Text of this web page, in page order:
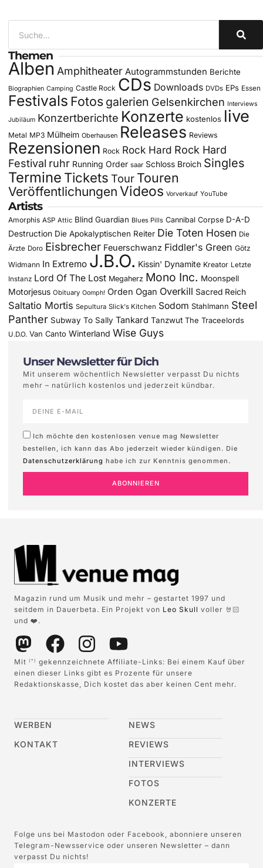
Themen
Alben Amphitheater Autogrammstunden Berichte
Biographien Camping Castle Rock CDs Downloads DVDs EPs Essen
Festivals Fotos galerien Gelsenkirchen Interviews
Jubiläum Konzertberichte Konzerte kostenlos live
Metal MP3 Mülheim Oberhausen Releases Reviews
Rezensionen Rock Rock Hard Rock Hard
Festival ruhr Running Order saar Schloss Broich Singles
Termine Tickets Tour Touren
Veröffentlichungen Videos Vorverkauf YouTube
Artists
Amorphis ASP Attic Blind Guardian Blues Pills Cannibal Corpse D-A-D
Destruction Die Apokalyptischen Reiter Die Toten Hosen Die
Ärzte Doro Eisbrecher Feuerschwanz Fiddler's Green Götz
Widmann In Extremo J.B.O. Kissin' Dynamite Kreator Letzte
Instanz Lord Of The Lost Megaherz Mono Inc. Moonspell
Motorjesus Obituary Oomph! Orden Ogan Overkill Sacred Reich
Saltatio Mortis Sepultura Slick's Kitchen Sodom Stahlmann Steel
Panther Subway To Sally Tankard Tanzwut The Traceelords
U.D.O. Van Canto Winterland Wise Guys
Unser Newsletter für Dich
Mit unserem wöchentlich Newsletter verpasst Du nichts
mehr – natürlich kostenlos und jederzeit kündbar.
Ich möchte den kostenlosen venue mag Newsletter
bestellen, ich kann das Abo jederzeit wieder kündigen. Die
Datenschutzerklärung habe ich zur Kenntnis genommen.
ABONNIEREN
Magazin rund um Musik und mehr – gestartet 1997 und
seitdem in Dauerbeta. Ein Projekt von Leo Skull voller 🤘🏻
und ❤️.
Mit (*)
gekennzeichnete Affiliate-Links: Bei einem Kauf über
einen dieser Links gibt es Prozente für unsere
Redaktionskasse, Dich kostet das aber keinen Cent mehr.
WERBEN
KONTAKT
NEWS
REVIEWS
INTERVIEWS
FOTOS
KONZERTE
Folge uns bei Mastodon oder Facebook, abonniere unseren
Telegram-Newsservice oder unseren Newsletter – dann
verpasst Du nichts!